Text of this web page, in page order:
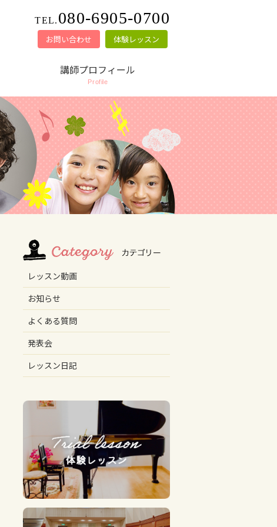
TEL. 080-6905-0700
お問い合わせ 体験レッスン
講師プロフィール
Profile
レッスン動画
お知らせ
よくある質問
発表会
レッスン日記